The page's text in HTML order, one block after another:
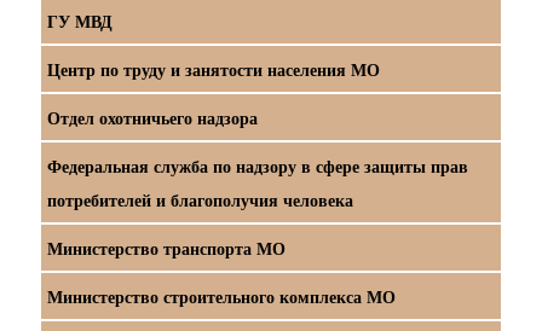
ГУ МВД
Центр по труду и занятости населения МО
Отдел охотничьего надзора
Федеральная служба по надзору в сфере защиты прав
потребителей и благополучия человека
Министерство транспорта МО
Министерство строительного комплекса МО